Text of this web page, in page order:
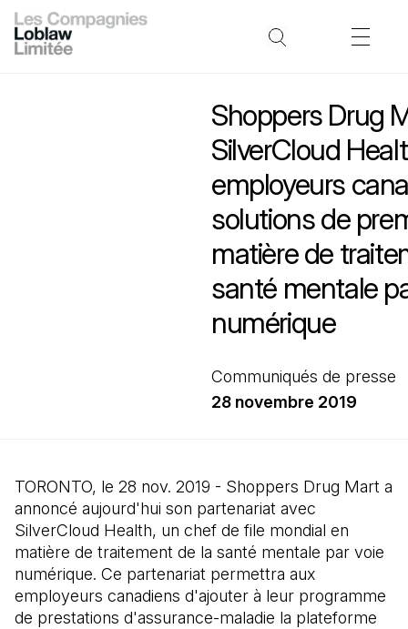
Shoppers Drug
SilverCloud
employeurs
solutions de
matière de
santé mentale
numérique
Communiqués de presse
28 novembre 2019
TORONTO, le 28 nov. 2019 - Shoppers Drug Mart a
annoncé aujourd'hui son partenariat avec
SilverCloud Health, un chef de file mondial en
matière de traitement de la santé mentale par voie
numérique. Ce partenariat permettra aux
employeurs canadiens d'ajouter à leur programme
de prestations d'assurance-maladie la plateforme